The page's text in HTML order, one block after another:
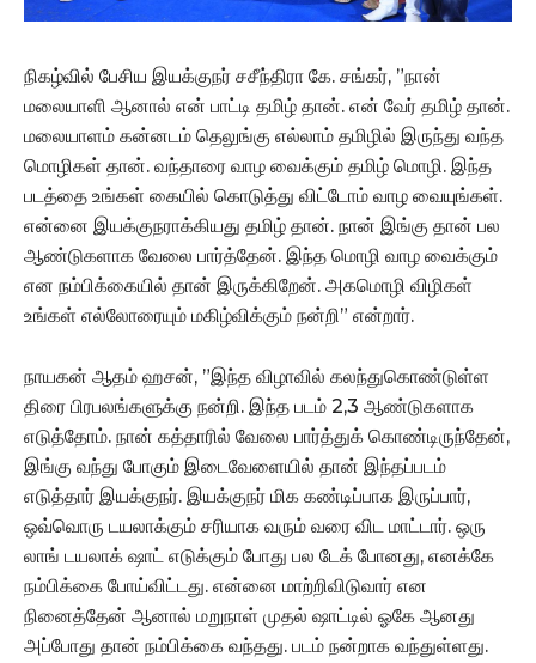
நிகழ்வில் பேசிய இயக்குநர் சசீந்திரா கே. சங்கர், ”நான்
மலையாளி ஆனால் என் பாட்டி தமிழ் தான். என் வேர் தமிழ் தான்.
மலையாளம் கன்னடம் தெலுங்கு எல்லாம் தமிழில் இருந்து வந்த
மொழிகள் தான். வந்தாரை வாழ வைக்கும் தமிழ் மொழி. இந்த
படத்தை உங்கள் கையில் கொடுத்து விட்டோம் வாழ வையுங்கள்.
என்னை இயக்குநராக்கியது தமிழ் தான். நான் இங்கு தான் பல
ஆண்டுகளாக வேலை பார்த்தேன். இந்த மொழி வாழ வைக்கும்
என நம்பிக்கையில் தான் இருக்கிறேன். அகமொழி விழிகள்
உங்கள் எல்லோரையும் மகிழ்விக்கும் நன்றி” என்றார்.
நாயகன் ஆதம் ஹசன், ”இந்த விழாவில் கலந்துகொண்டுள்ள
திரை பிரபலங்களுக்கு நன்றி. இந்த படம் 2,3 ஆண்டுகளாக
எடுத்தோம். நான் கத்தாரில் வேலை பார்த்துக் கொண்டிருந்தேன்,
இங்கு வந்து போகும் இடைவேளையில் தான் இந்தப்படம்
எடுத்தார் இயக்குநர். இயக்குநர் மிக கண்டிப்பாக இருப்பார்,
ஒவ்வொரு டயலாக்கும் சரியாக வரும் வரை விட மாட்டார். ஒரு
லாங் டயலாக் ஷாட் எடுக்கும் போது பல டேக் போனது, எனக்கே
நம்பிக்கை போய்விட்டது. என்னை மாற்றிவிடுவார் என
நினைத்தேன் ஆனால் மறுநாள் முதல் ஷாட்டில் ஓகே ஆனது
அப்போது தான் நம்பிக்கை வந்தது. படம் நன்றாக வந்துள்ளது.